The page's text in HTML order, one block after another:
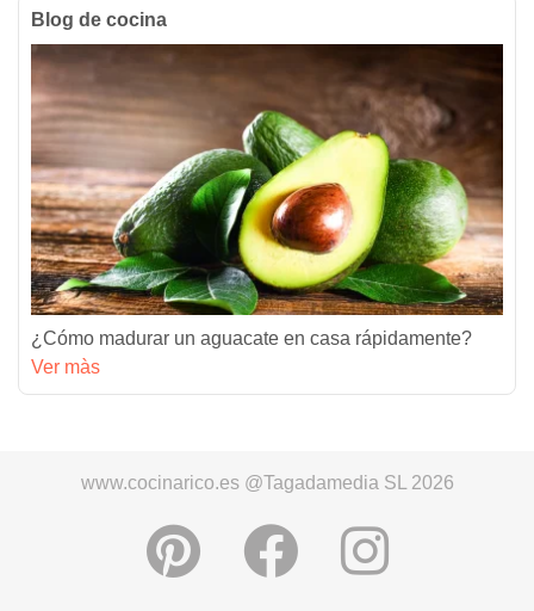
Blog de cocina
¿Cómo madurar un aguacate en casa rápidamente?
Ver màs
www.cocinarico.es @Tagadamedia SL 2026